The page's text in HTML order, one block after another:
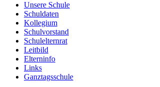
Unsere Schule
Schuldaten
Kollegium
Schulvorstand
Schulelternrat
Leitbild
Elterninfo
Links
Ganztagsschule